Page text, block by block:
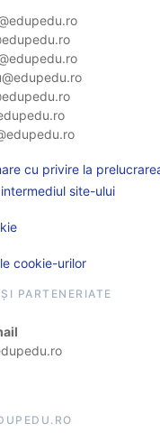
cu privire la
site-ului
cookie-urilor
PARTENERIATE